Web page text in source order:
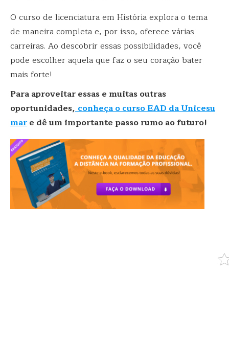
O curso de licenciatura em História explora o tema
de maneira completa e, por isso, oferece várias
carreiras. Ao descobrir essas possibilidades, você
pode escolher aquela que faz o seu coração bater
mais forte!
Para aproveitar essas e muitas outras
oportunidades, conheça o curso EAD da Unicesu
mare dê um importante passo rumo ao futuro!